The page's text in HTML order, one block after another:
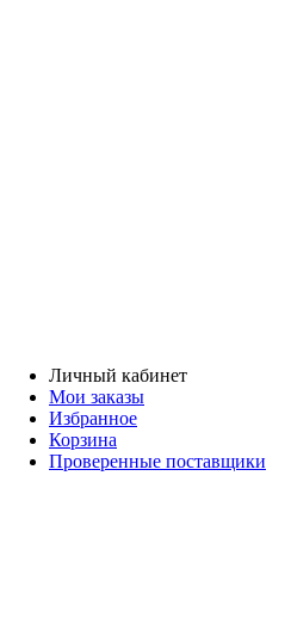
Личный кабинет
Мои заказы
Избранное
Корзина
Проверенные поставщики